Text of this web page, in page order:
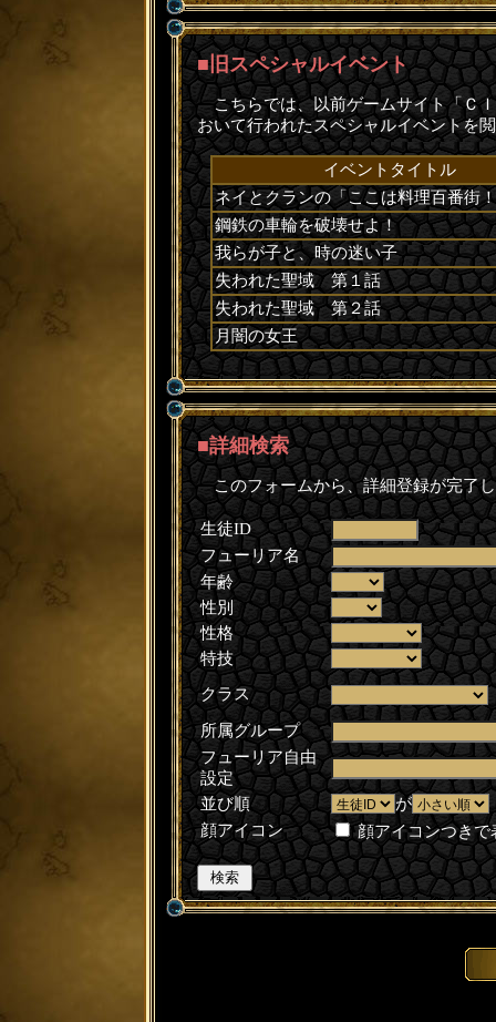
■旧スペシャルイベント
こちらでは、以前ゲームサイト「Ｃ
おいて行われたスペシャルイベントを
イベントタイトル
ネイとクランの「ここは料理百番街
鋼鉄の車輪を破壊せよ！
我らが子と、時の迷い子
失われた聖域 第１話
失われた聖域 第２話
月闇の女王
■詳細検索
このフォームから、詳細登録が完了
生徒ID
フューリア名
年齢
性別
性格
特技
クラス
所属グループ
フューリア自由
設定
並び順
が
顔アイコン
顔アイコンつきで